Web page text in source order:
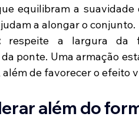
equilibram a
a alongar o conjunto.
respeite a largura da
ponte. Uma armação
além de favorecer o efeito
além do